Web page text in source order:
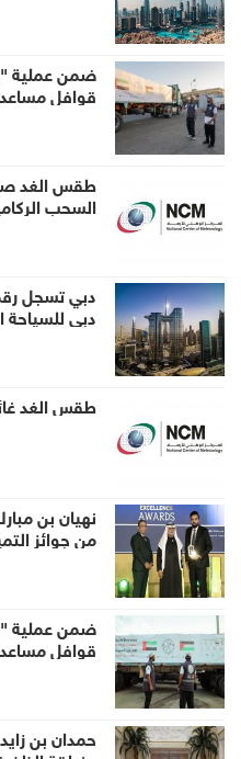
قوافل
طقس الغد
السحب
دبي للسياحة
طقس الغد
نهيان بن
من جوائز
قوافل
حمدان بن